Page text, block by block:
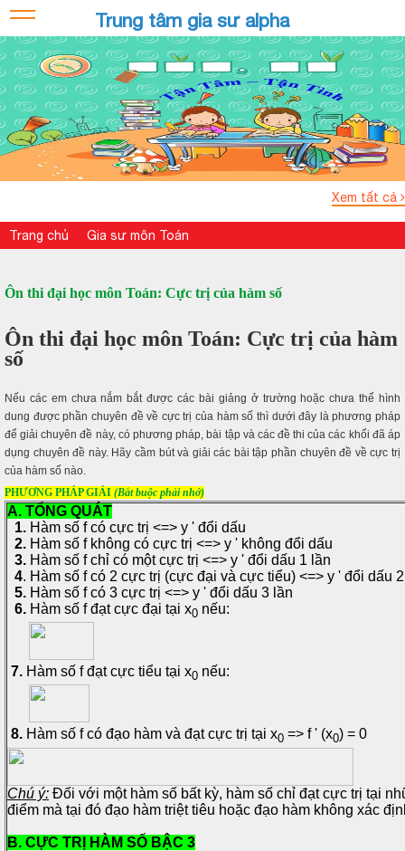
Trung tâm gia sư alpha
Xem tất cả
Trang chủ Gia sư môn Toán
Ôn thi đại học môn Toán: Cực trị của hàm số
Ôn thi đại học môn Toán: Cực trị của hàm
số
Nếu các em chưa nắm bắt được các bài giảng ở trường hoặc chưa thể hình
dung được phần chuyên đề về cực trị của hàm số thì dưới đây là phương pháp
để giải chuyên đề này, có phương pháp, bài tập và các đề thi của các khối đã áp
dụng chuyên đề này. Hãy cầm bút và giải các bài tập phần chuyên đề về cực trị
của hàm số nào.
PHƯƠNG PHÁP GIẢI (Bắt buộc phải nhớ)
A. TỔNG QUÁT
1. Hàm số f có cực trị <=> y ' đổi dấu
2. Hàm số f không có cực trị <=> y ' không đổi dấu
3. Hàm số f chỉ có một cực trị <=> y ' đổi dấu 1 lần
4. Hàm số f có 2 cực trị (cực đại và cực tiểu) <=> y ' đổi dấu
5. Hàm số f có 3 cực trị <=> y ' đổi dấu 3 lần
6. Hàm số f đạt cực đại tại x0 nếu:
7. Hàm số f đạt cực tiểu tại x0 nếu:
8. Hàm số f có đạo hàm và đạt cực trị tại x0 => f ' (x0) = 0
Chú ý: Đối với một hàm số bất kỳ, hàm số chỉ đạt cực trị tại
điểm mà tại đó đạo hàm triệt tiêu hoặc đạo hàm không xác
B. CỰC TRỊ HÀM SỐ BẬC 3